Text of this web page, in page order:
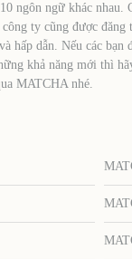
ngôn ngữ khác nhau.
ty cũng được đăng
hấp dẫn. Nếu các bạn
khả năng mới thì
MATCHA nhé.